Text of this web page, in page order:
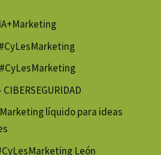
Marketing líquido para ideas
León